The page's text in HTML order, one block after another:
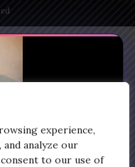
experience,
analyze our
to our use of